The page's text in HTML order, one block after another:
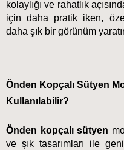
kolaylığı ve rahatlık
için daha pratik iken,
daha şık bir görünüm
Önden Kopçalı Sütyen
Kullanılabilir?
Önden kopçalı sütyen
ve şık tasarımları ile